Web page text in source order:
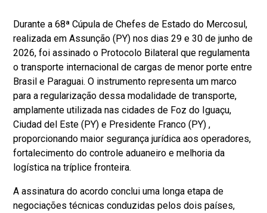
Durante a 68ª Cúpula de Chefes de Estado do Mercosul,
realizada em Assunção (PY) nos dias 29 e 30 de junho de
2026, foi assinado o Protocolo Bilateral que regulamenta
o transporte internacional de cargas de menor porte entre
Brasil e Paraguai. O instrumento representa um marco
para a regularização dessa modalidade de transporte,
amplamente utilizada nas cidades de Foz do Iguaçu,
Ciudad del Este (PY) e Presidente Franco (PY) ,
proporcionando maior segurança jurídica aos operadores,
fortalecimento do controle aduaneiro e melhoria da
logística na tríplice fronteira.
A assinatura do acordo conclui uma longa etapa de
negociações técnicas conduzidas pelos dois países,